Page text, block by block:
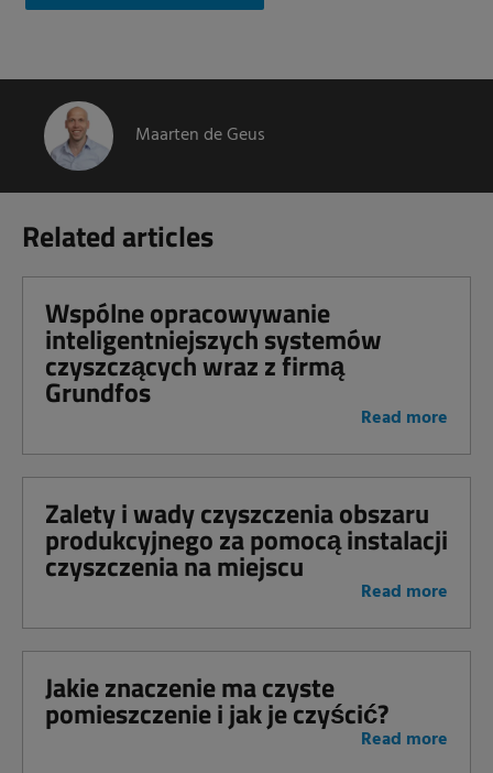
Maarten de Geus
Related articles
Wspólne opracowywanie
inteligentniejszych systemów
czyszczących wraz z firmą
Grundfos
Read more
Zalety i wady czyszczenia obszaru
produkcyjnego za pomocą instalacji
czyszczenia na miejscu
Read more
Jakie znaczenie ma czyste
pomieszczenie i jak je czyścić?
Read more